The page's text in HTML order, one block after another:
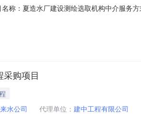
称：夏造水厂建设测绘选取机构中介服务
购项目
水公司 代理单位： 建中工程有限公司